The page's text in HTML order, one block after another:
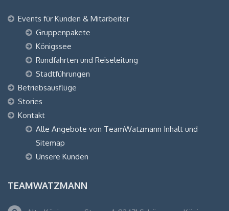
Events für Kunden & Mitarbeiter
Gruppenpakete
Königssee
Rundfahrten und Reiseleitung
Stadtführungen
Betriebsausflüge
Stories
Kontakt
Alle Angebote von TeamWatzmann Inhalt und
Sitemap
Unsere Kunden
TEAMWATZMANN